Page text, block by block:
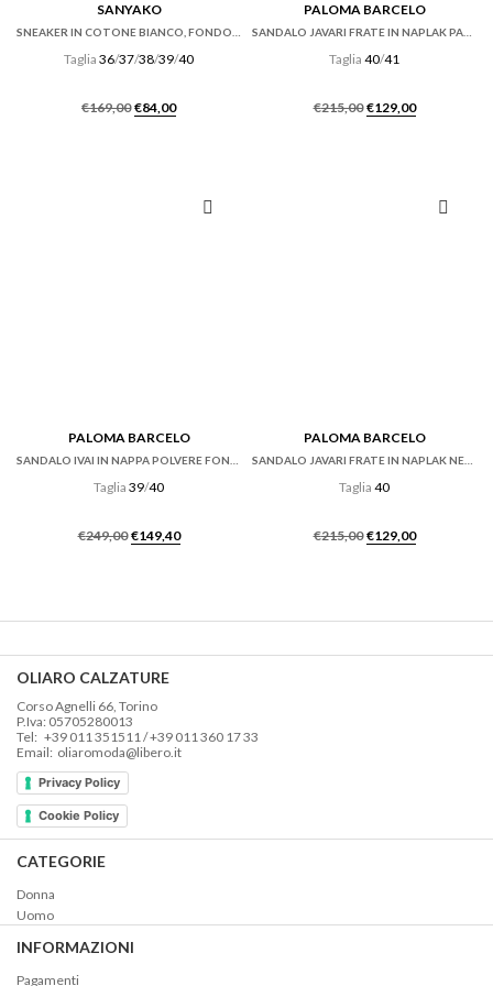
SANYAKO
SNEAKER IN COTONE BIANCO, FONDO CASSETTA
Taglia 36/37/38/39/40
€169,00 Il
€84,00Il
PALOMA BARCELO
SANDALO JAVARI FRATE IN NAPLAK PANNA CON ZEPPA
Taglia 40/41
€215,00 Il
€129,00Il
PALOMA BARCELO
SANDALO IVAI IN NAPPA POLVERE FONDO GOMMA
Taglia 39/40
€249,00 Il
€249,00.
€149,40Il
€149,40.
PALOMA BARCELO
SANDALO JAVARI FRATE IN NAPLAK NERO CON ZEPPA
Taglia 40
€215,00 Il
€215,00.
€129,00Il
€129,00.
OLIARO CALZATURE
Corso Agnelli 66, Torino
P.Iva: 05705280013
Tel: +39 011 351511 / +39 011 360 17 33
Email: oliaromoda@libero.it
Privacy Policy
Cookie Policy
CATEGORIE
Donna
Uomo
INFORMAZIONI
Pagamenti